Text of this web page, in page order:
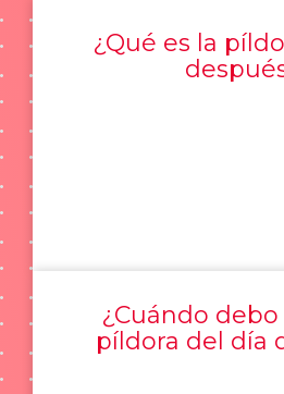
¿Qué es la
¿Cuándo
píldora del día